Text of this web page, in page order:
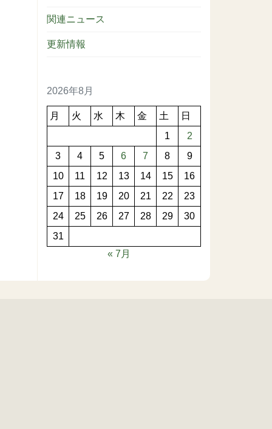
関連ニュース
更新情報
2026年8月
月 火 水 木 金 土
日
1
2
3
4 5 6 7 8
9
10
11 12 13 14 15
16
17
18 19 20 21 22
23
24
25 26 27 28 29
30
31
« 7月